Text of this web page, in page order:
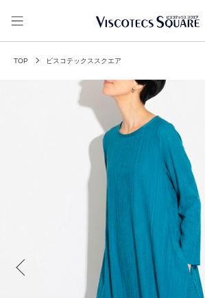
TOP ビスコテックススクエア